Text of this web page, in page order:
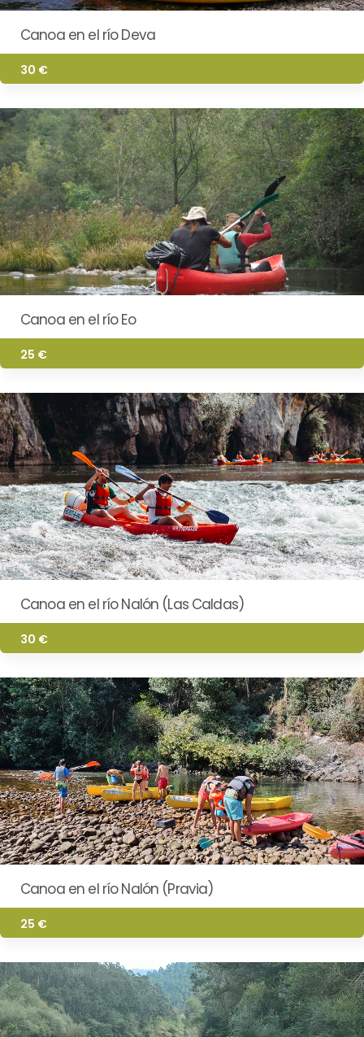
Canoa en el río Deva
30 €
Canoa en el río Eo
25 €
Canoa en el río Nalón (Las Caldas)
30 €
Canoa en el río Nalón (Pravia)
25 €